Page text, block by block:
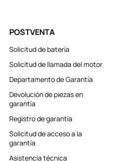
POSTVENTA
Solicitud de batería
Solicitud de llamada del motor
Departamento de Garantía
Devolución de piezas en
garantía
Registro de garantía
Solicitud de acceso a la
garantía
Asistencia técnica